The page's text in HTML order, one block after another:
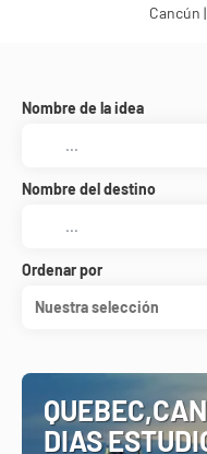
Cancún
Nombre de la idea
Nombre del destino
Ordenar por
Nuestra selección
DIAS